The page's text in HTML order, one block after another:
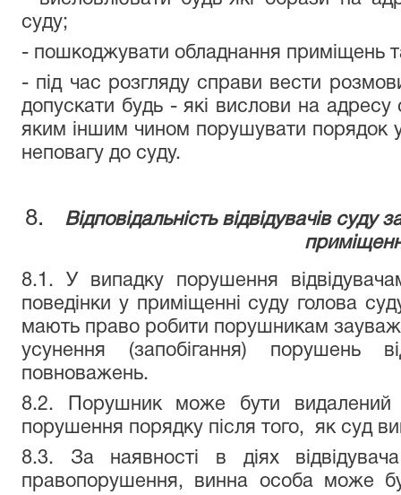
суду;
- пошкоджувати обладнання приміщень
- під час розгляду справи вести
допускати будь - які вислови на адресу
яким іншим чином порушувати порядок
неповагу до суду.
Відповідальність відвідувачів
8.1. У випадку порушення
поведінки у приміщенні суду голова
мають право робити порушникам
усунення (запобігання) порушень
повноважень.
8.2. Порушник може бути видалений
порушення порядку після того, як суд
8.3. За наявності в діях
правопорушення, винна особа може